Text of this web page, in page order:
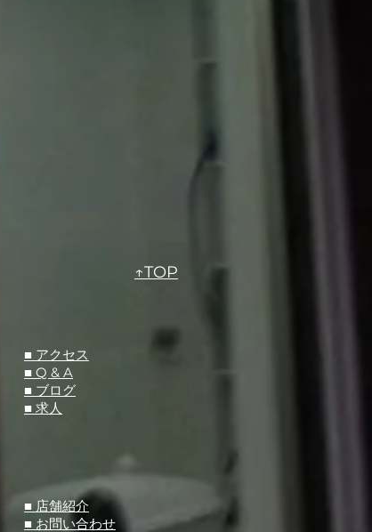
↑TOP
​■ アクセス
■ Q & A
​■ ブログ
​■ 求人
​■ 店舗紹介
■ お問い合わせ